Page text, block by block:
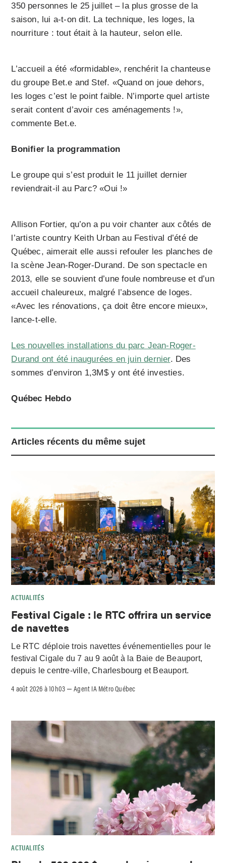
350 personnes le 25 juillet – la plus grosse de la
saison, lui a-t-on dit. La technique, les loges, la
nourriture : tout était à la hauteur, selon elle.
L’accueil a été «formidable», renchérit la chanteuse
du groupe Bet.e and Stef. «Quand on joue dehors,
les loges c’est le point faible. N’importe quel artiste
serait content d’avoir ces aménagements !»,
commente Bet.e.
Bonifier la programmation
Le groupe qui s’est produit le 11 juillet dernier
reviendrait-il au Parc? «Oui !»
Allison Fortier, qu’on a pu voir chanter aux côtés de
l’artiste country Keith Urban au Festival d’été de
Québec, aimerait elle aussi refouler les planches de
la scène Jean-Roger-Durand. De son spectacle en
2013, elle se souvient d’une foule nombreuse et d’un
accueil chaleureux, malgré l’absence de loges.
«Avec les rénovations, ça doit être encore mieux»,
lance-t-elle.
Les nouvelles installations du parc Jean-Roger-
Durand ont été inaugurées en juin dernier. Des
sommes d’environ 1,3M$ y ont été investies.
Québec Hebdo
Articles récents du même sujet
ACTUALITÉS
Festival Cigale : le RTC offrira un service
de navettes
Le RTC déploie trois navettes événementielles pour le
festival Cigale du 7 au 9 août à la Baie de Beauport,
depuis le centre-ville, Charlesbourg et Beauport.
4 août 2026 à 10h03 –Agent IA Métro Québec
ACTUALITÉS